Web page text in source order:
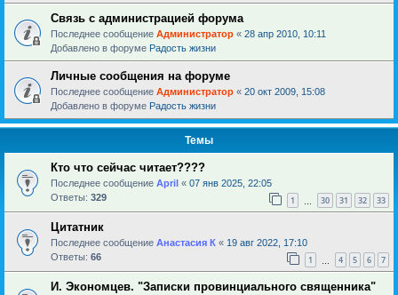
Связь с администрацией форума
Последнее сообщение Администратор « 28 апр 2010, 10:11
Добавлено в форуме Радость жизни
Личные сообщения на форуме
Последнее сообщение Администратор « 20 окт 2009, 15:08
Добавлено в форуме Радость жизни
Темы
Кто что сейчас читает????
Последнее сообщение April « 07 янв 2025, 22:05
Ответы: 329 1 30 31 32 33
Цитатник
Последнее сообщение Анастасия К « 19 авг 2022, 17:10
Ответы: 66 1 4 5 6 7
И. Экономцев. "Записки провинциального священника"